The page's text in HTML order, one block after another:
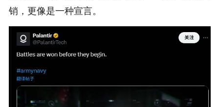
销，更像是一种宣言。